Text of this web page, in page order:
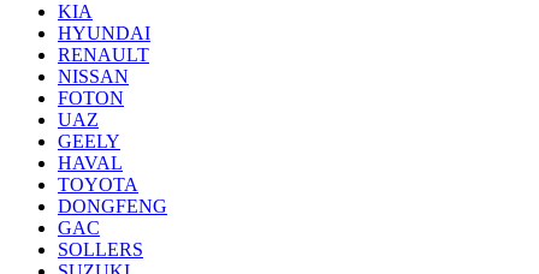
KIA
HYUNDAI
RENAULT
NISSAN
FOTON
UAZ
GEELY
HAVAL
TOYOTA
DONGFENG
GAC
SOLLERS